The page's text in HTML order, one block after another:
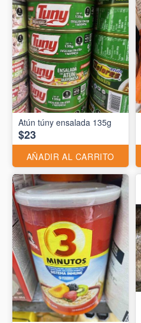
Atún túny ensalada 135g
$23
AÑADIR AL CARRITO